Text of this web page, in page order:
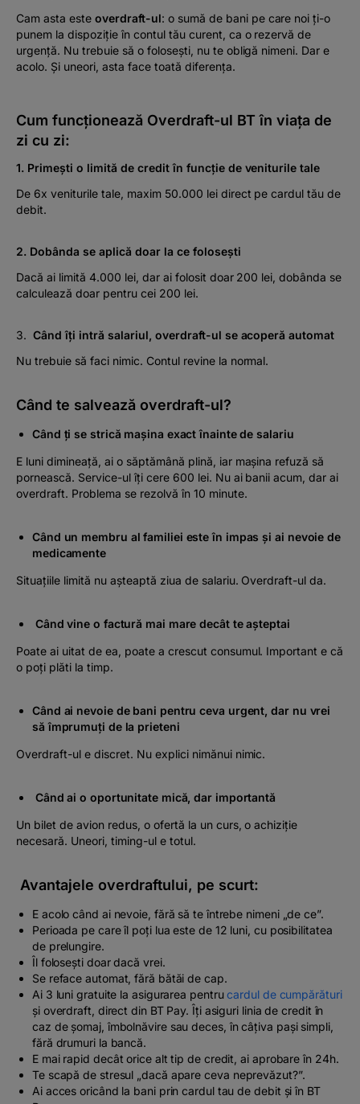
Cam asta este overdraft-ul: o sumă de bani pe care noi ți-o
punem la dispoziție în contul tău curent, ca o rezervă de
urgență. Nu trebuie să o folosești, nu te obligă nimeni. Dar e
acolo. Și uneori, asta face toată diferența.
Cum funcționează Overdraft-ul BT în viața de
zi cu zi:
1. Primești o limită de credit în funcție de veniturile tale
De 6x veniturile tale, maxim 50.000 lei direct pe cardul tău de
debit.
2. Dobânda se aplică doar la ce folosești
Dacă ai limită 4.000 lei, dar ai folosit doar 200 lei, dobânda se
calculează doar pentru cei 200 lei.
3. Când îți intră salariul, overdraft-ul se acoperă automat
Nu trebuie să faci nimic. Contul revine la normal.
Când te salvează overdraft-ul?
Când ți se strică mașina exact înainte de salariu
E luni dimineață, ai o săptămână plină, iar mașina refuză să
pornească. Service-ul îți cere 600 lei. Nu ai banii acum, dar ai
overdraft. Problema se rezolvă în 10 minute.
Când un membru al familiei este în impas și ai nevoie de
medicamente
Situațiile limită nu așteaptă ziua de salariu. Overdraft-ul da.
Când vine o factură mai mare decât te așteptai
Poate ai uitat de ea, poate a crescut consumul. Important e că
o poți plăti la timp.
Când ai nevoie de bani pentru ceva urgent, dar nu vrei
să împrumuți de la prieteni
Overdraft-ul e discret. Nu explici nimănui nimic.
Când ai o oportunitate mică, dar importantă
Un bilet de avion redus, o ofertă la un curs, o achiziție
necesară. Uneori, timing-ul e totul.
Avantajele overdraftului, pe scurt:
E acolo când ai nevoie, fără să te întrebe nimeni „de ce”.
Perioada pe care îl poți lua este de 12 luni, cu posibilitatea
de prelungire.
Îl folosești doar dacă vrei.
Se reface automat, fără bătăi de cap.
Ai 3 luni gratuite la asigurarea pentrucardul de cumpărături
și overdraft, direct din BT Pay. Îți asiguri linia de credit în
caz de șomaj, îmbolnăvire sau deces, în câțiva pași simpli,
fără drumuri la bancă.
E mai rapid decât orice alt tip de credit, ai aprobare în 24h.
Te scapă de stresul „dacă apare ceva neprevăzut?”.
Ai acces oricând la bani prin cardul tau de debit și în BT